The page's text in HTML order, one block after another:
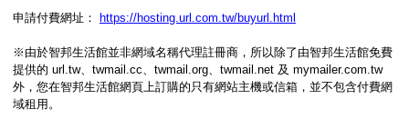
申請付費網址： https://hosting.url.com.tw/buyurl.html
※由於智邦生活館並非網域名稱代理註冊商，所以除了由智邦生活館免費
提供的 url.tw、twmail.cc、twmail.org、twmail.net 及 mymailer.com.tw
外，您在智邦生活館網頁上訂購的只有網站主機或信箱，並不包含付費網
域租用。